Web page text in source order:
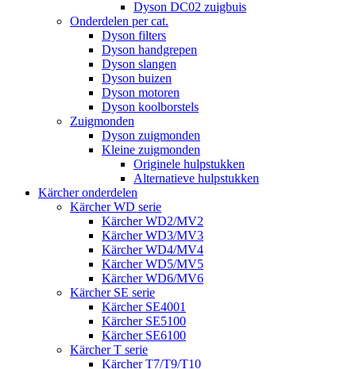
Dyson DC02 zuigbuis
Onderdelen per cat.
Dyson filters
Dyson handgrepen
Dyson slangen
Dyson buizen
Dyson motoren
Dyson koolborstels
Zuigmonden
Dyson zuigmonden
Kleine zuigmonden
Originele hulpstukken
Alternatieve hulpstukken
Kärcher onderdelen
Kärcher WD serie
Kärcher WD2/MV2
Kärcher WD3/MV3
Kärcher WD4/MV4
Kärcher WD5/MV5
Kärcher WD6/MV6
Kärcher SE serie
Kärcher SE4001
Kärcher SE5100
Kärcher SE6100
Kärcher T serie
Kärcher T7/T9/T10